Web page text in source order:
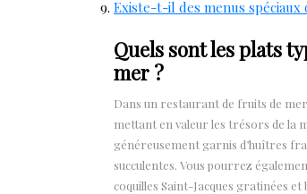
Existe-t-il des menus
Quels sont les plats
mer ?
Dans un restaurant de fruits de
mettant en valeur les trésors de la
généreusement garnis d’huîtres
succulentes. Vous pourrez
coquilles Saint-Jacques gratinées